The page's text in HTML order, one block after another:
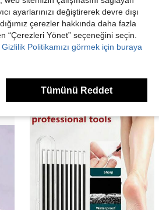
ayarlarınızı değiştirerek devre dışı
çerezler hakkında daha fazla
“Çerezleri Yönet” seçeneğini seçin.
Gizlilik Politikamızı görmek için buraya
Tümünü Reddet